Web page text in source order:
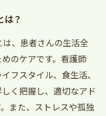
？
、患者さんの生活全
のケアです。看護師
フスタイル、食生活、
く把握し、適切なアド
また、ストレスや孤独